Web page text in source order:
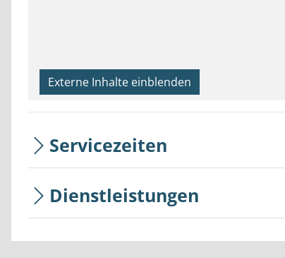
Externe Inhalte einblenden
Servicezeiten
Dienstleistungen